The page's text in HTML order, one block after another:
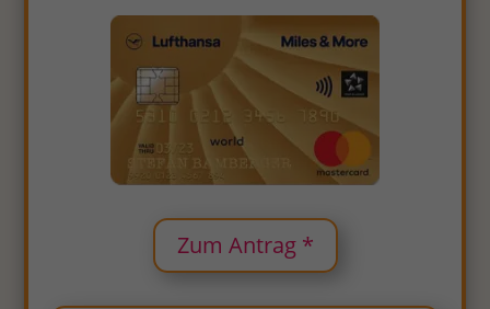
Zum Antrag *